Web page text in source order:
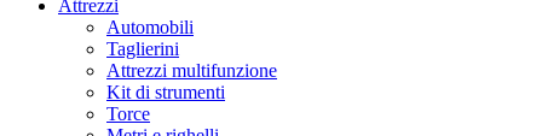
Attrezzi
Automobili
Taglierini
Attrezzi multifunzione
Kit di strumenti
Torce